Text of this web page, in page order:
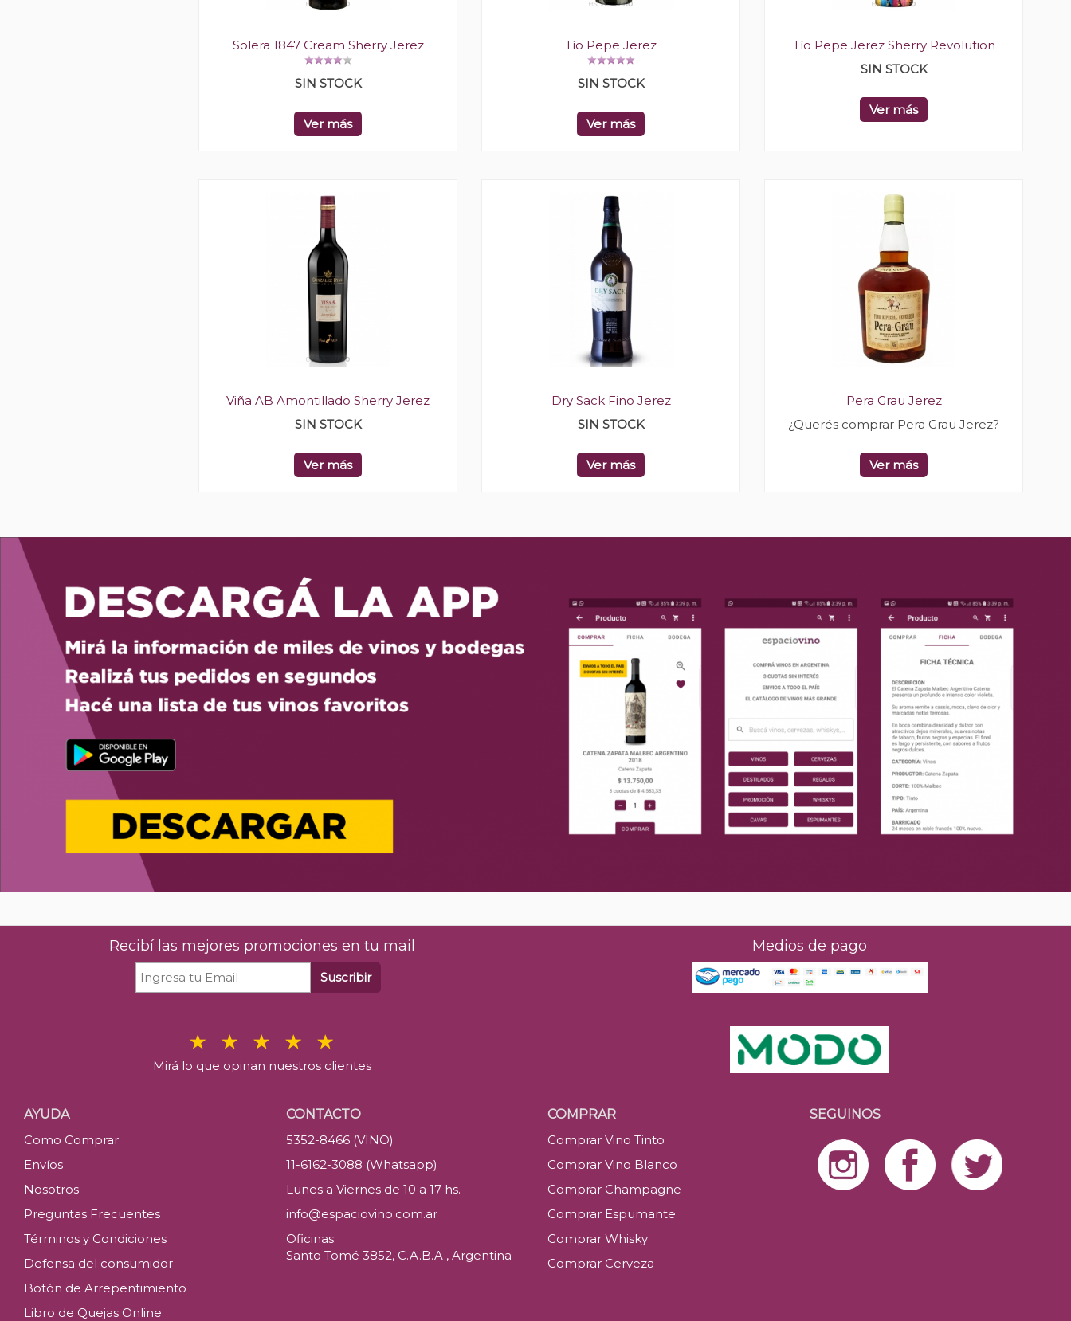
Solera 1847 Cream Sherry Jerez
SIN STOCK
Ver más
Tío Pepe Jerez
SIN STOCK
Ver más
Tío Pepe Jerez Sherry Revolution
SIN STOCK
Ver más
Viña AB Amontillado Sherry Jerez
SIN STOCK
Ver más
Dry Sack Fino Jerez
SIN STOCK
Ver más
Pera Grau Jerez
¿Querés comprar Pera Grau Jerez?
Ver más
Recibí las mejores promociones en tu mail
Suscribir
Mirá lo que opinan nuestros clientes
Medios de pago
AYUDA
Como Comprar
Envíos
Nosotros
Preguntas Frecuentes
Términos y Condiciones
Defensa del consumidor
Botón de Arrepentimiento
Libro de Quejas Online
CONTACTO
5352-8466 (VINO)
11-6162-3088 (Whatsapp)
Lunes a Viernes de 10 a 17 hs.
info@espaciovino.com.ar
Oficinas:
Santo Tomé 3852, C.A.B.A., Argentina
COMPRAR
Comprar Vino Tinto
Comprar Vino Blanco
Comprar Champagne
Comprar Espumante
Comprar Whisky
Comprar Cerveza
SEGUINOS